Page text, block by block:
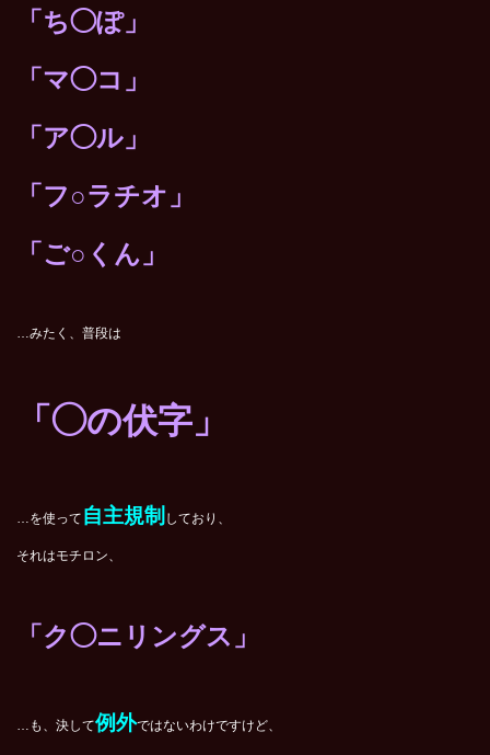
「ち◯ぽ」
「マ◯コ」
「ア◯ル」
「フ○ラチオ」
「ご○くん」
…みたく、普段は
「◯の伏字」
…を使って 自主規制 しており、
それはモチロン、
「ク◯ニリングス」
…も、決して例外ではないわけですけど、